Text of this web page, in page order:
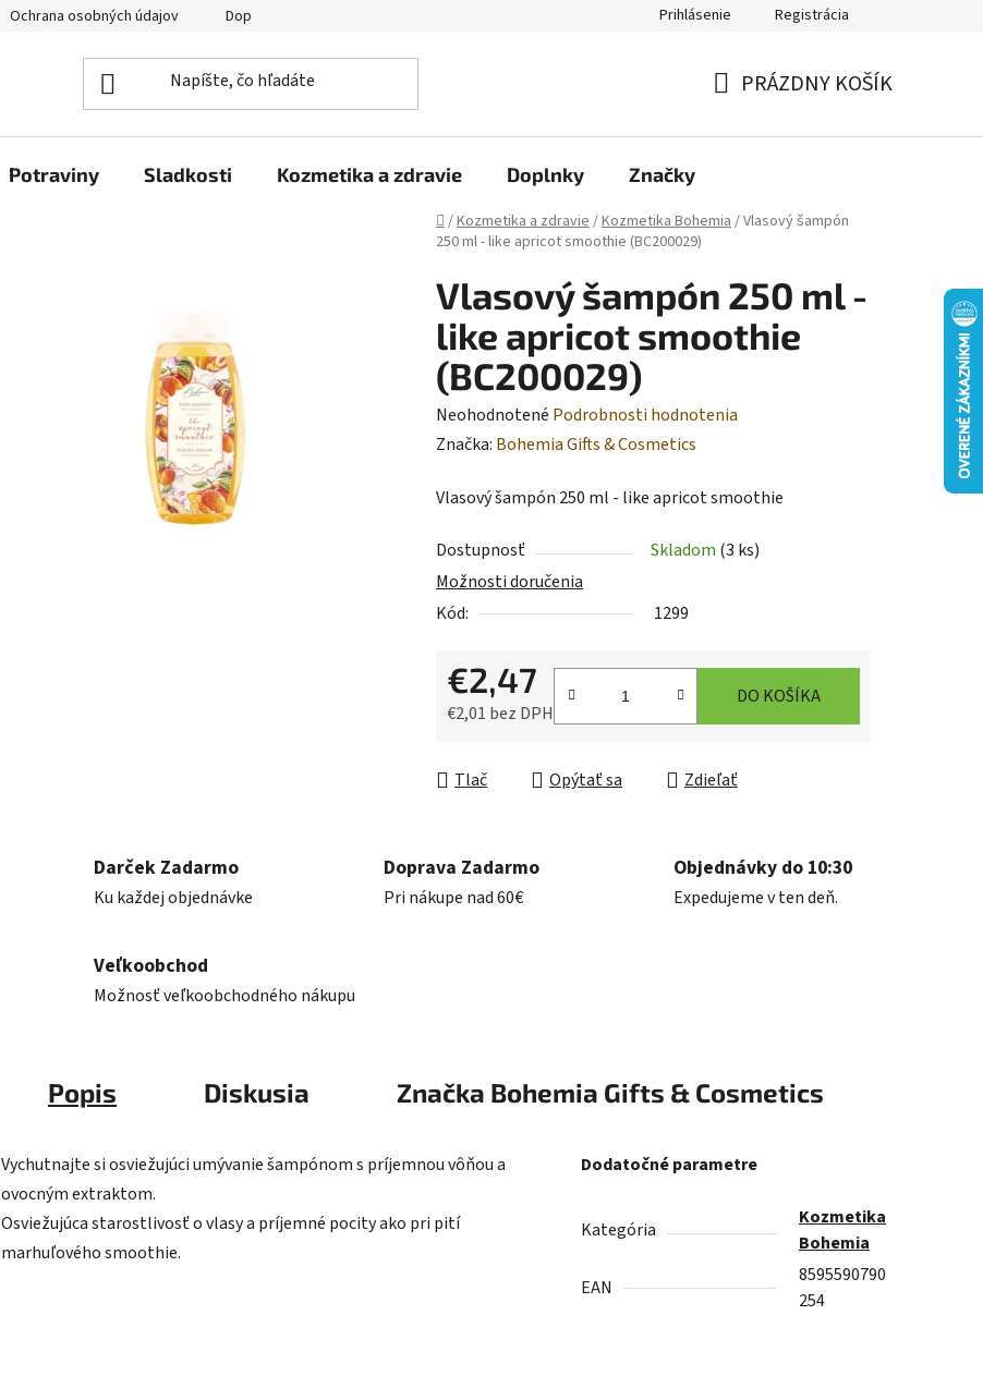
Ochrana osobných údajov Doprava a platba Prihlásenie Registrácia
PRÁZDNY KOŠÍK
Potraviny Sladkosti Kozmetika a zdravie Doplnky Značky
Domov
/Kozmetika a zdravie/Kozmetika Bohemia/Vlasový šampón
250 ml - like apricot smoothie (BC200029)
Vlasový šampón 250 ml -
like apricot smoothie
(BC200029)
Priemerné
hodnotenie
je
z
5
hviezdičiek.
Neohodnotené Podrobnosti hodnotenia
Značka: Bohemia Gifts & Cosmetics
Vlasový šampón 250 ml - like apricot smoothie
Dostupnosť Skladom (3 ks)
Možnosti doručenia
Kód:
1299
€2,47
€2,01 bez DPH
DO KOŠÍKA
Tlač Opýtať sa Zdieľať
Darček Zadarmo
Ku každej objednávke
Doprava Zadarmo
Pri nákupe nad 60€
Objednávky do 10:30
Expedujeme v ten deň.
Veľkoobchod
Možnosť veľkoobchodného nákupu
Popis Diskusia Značka Bohemia Gifts & Cosmetics
Vychutnajte si osviežujúci umývanie šampónom s príjemnou vôňou a
ovocným extraktom.
Osviežujúca starostlivosť o vlasy a príjemné pocity ako pri pití
marhuľového smoothie.
Dodatočné parametre
Kategória
Kozmetika
Bohemia
EAN
8595590790
254